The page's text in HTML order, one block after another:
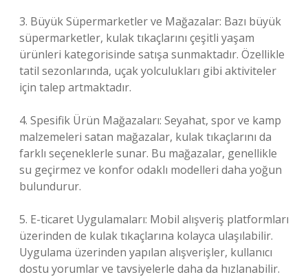
3. Büyük Süpermarketler ve Mağazalar: Bazı büyük
süpermarketler, kulak tıkaçlarını çeşitli yaşam
ürünleri kategorisinde satışa sunmaktadır. Özellikle
tatil sezonlarında, uçak yolculukları gibi aktiviteler
için talep artmaktadır.
4. Spesifik Ürün Mağazaları: Seyahat, spor ve kamp
malzemeleri satan mağazalar, kulak tıkaçlarını da
farklı seçeneklerle sunar. Bu mağazalar, genellikle
su geçirmez ve konfor odaklı modelleri daha yoğun
bulundurur.
5. E-ticaret Uygulamaları: Mobil alışveriş platformları
üzerinden de kulak tıkaçlarına kolayca ulaşılabilir.
Uygulama üzerinden yapılan alışverişler, kullanıcı
dostu yorumlar ve tavsiyelerle daha da hızlanabilir.